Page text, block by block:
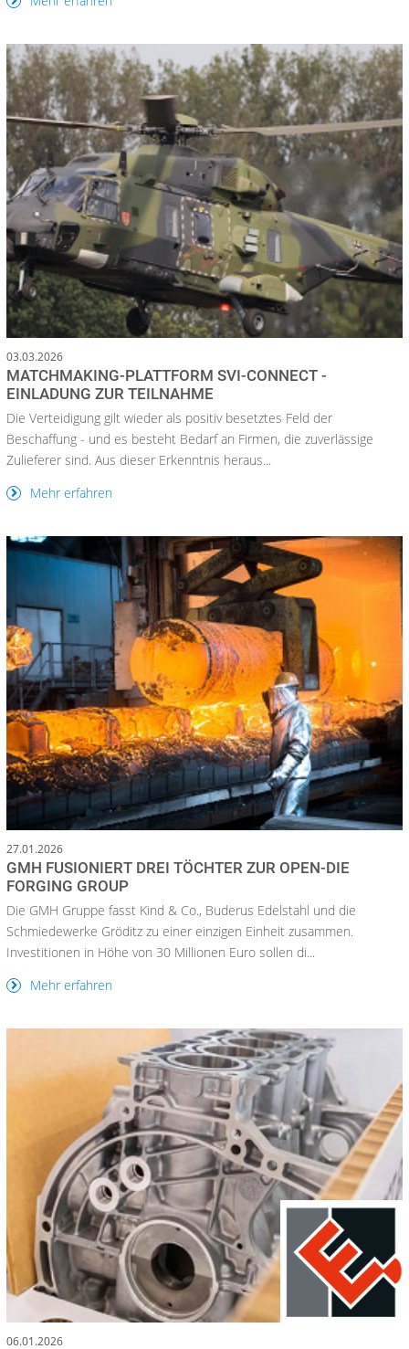
03.03.2026
MATCHMAKING‑PLATTFORM SVI‑CONNECT -
EINLADUNG ZUR TEILNAHME
Die Verteidigung gilt wieder als positiv besetztes Feld der
Beschaffung - und es besteht Bedarf an Firmen, die zuverlässige
Zulieferer sind. Aus dieser Erkenntnis heraus...
Mehr erfahren
27.01.2026
GMH FUSIONIERT DREI TÖCHTER ZUR OPEN-DIE
FORGING GROUP
Die GMH Gruppe fasst Kind & Co., Buderus Edelstahl und die
Schmiedewerke Gröditz zu einer einzigen Einheit zusammen.
Investitionen in Höhe von 30 Millionen Euro sollen di...
Mehr erfahren
06.01.2026